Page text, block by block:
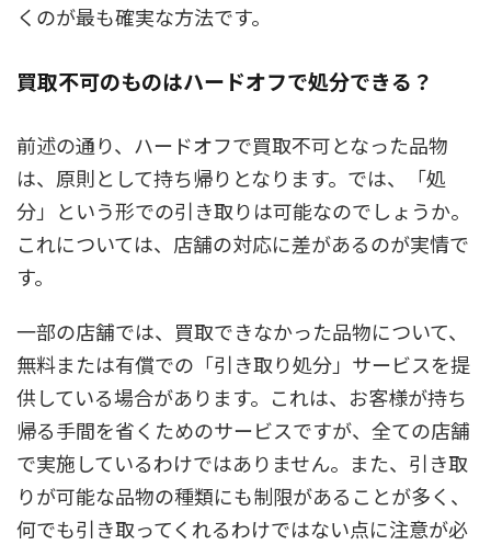
くのが最も確実な方法です。
買取不可のものはハードオフで処分できる？
前述の通り、ハードオフで買取不可となった品物
は、原則として持ち帰りとなります。では、「処
分」という形での引き取りは可能なのでしょうか。
これについては、店舗の対応に差があるのが実情で
す。
一部の店舗では、買取できなかった品物について、
無料または有償での「引き取り処分」サービスを提
供している場合があります。これは、お客様が持ち
帰る手間を省くためのサービスですが、全ての店舗
で実施しているわけではありません。また、引き取
りが可能な品物の種類にも制限があることが多く、
何でも引き取ってくれるわけではない点に注意が必